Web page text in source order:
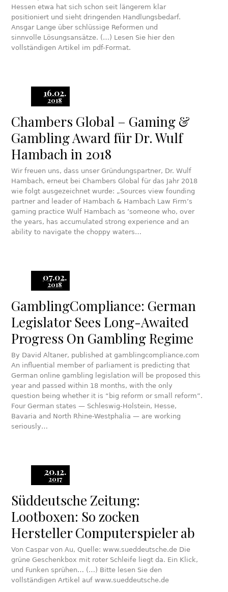
Hessen etwa hat sich schon seit längerem klar
positioniert und sieht dringenden Handlungsbedarf.
Ansgar Lange über schlüssige Reformen und
sinnvolle Lösungsansätze. (…) Lesen Sie hier den
vollständigen Artikel im pdf-Format.
16.02.
2018
Chambers Global – Gaming &
Gambling Award für Dr. Wulf
Hambach in 2018
Wir freuen uns, dass unser Gründungspartner, Dr. Wulf
Hambach, erneut bei Chambers Global für das Jahr 2018
wie folgt ausgezeichnet wurde: „Sources view founding
partner and leader of Hambach & Hambach Law Firm’s
gaming practice Wulf Hambach as ’someone who, over
the years, has accumulated strong experience and an
ability to navigate the choppy waters…
07.02.
2018
GamblingCompliance: German
Legislator Sees Long-Awaited
Progress On Gambling Regime
By David Altaner, published at gamblingcompliance.com
An influential member of parliament is predicting that
German online gambling legislation will be proposed this
year and passed within 18 months, with the only
question being whether it is “big reform or small reform”.
Four German states — Schleswig-Holstein, Hesse,
Bavaria and North Rhine-Westphalia — are working
seriously…
20.12.
2017
Süddeutsche Zeitung:
Lootboxen: So zocken
Hersteller Computerspieler ab
Von Caspar von Au, Quelle: www.sueddeutsche.de Die
grüne Geschenkbox mit roter Schleife liegt da. Ein Klick,
und Funken sprühen… (…) Bitte lesen Sie den
vollständigen Artikel auf www.sueddeutsche.de